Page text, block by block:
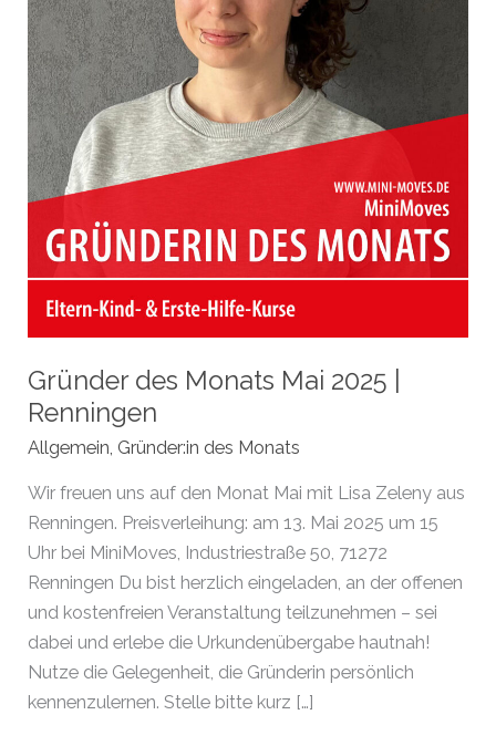
Gründer des Monats Mai 2025 |
Renningen
Allgemein Gründer:in des Monats
Wir freuen uns auf den Monat Mai mit Lisa Zeleny aus
Renningen. Preisverleihung: am 13. Mai 2025 um 15
Uhr bei MiniMoves, Industriestraße 50, 71272
Renningen Du bist herzlich eingeladen, an der offenen
und kostenfreien Veranstaltung teilzunehmen – sei
dabei und erlebe die Urkundenübergabe hautnah!
Nutze die Gelegenheit, die Gründerin persönlich
kennenzulernen. Stelle bitte kurz […]